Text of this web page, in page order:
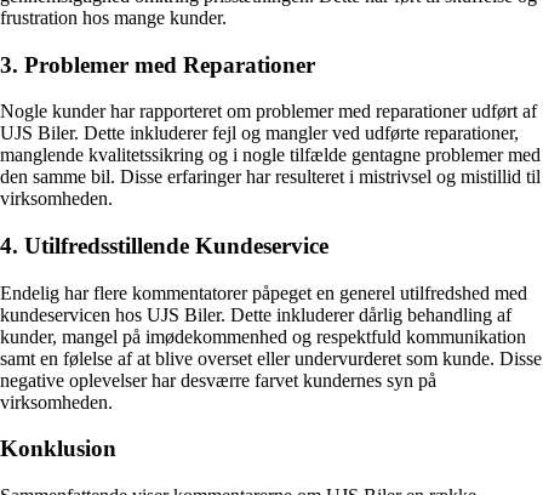
frustration hos mange kunder.
3. Problemer med Reparationer
Nogle kunder har rapporteret om problemer med reparationer udført af
UJS Biler. Dette inkluderer fejl og mangler ved udførte reparationer,
manglende kvalitetssikring og i nogle tilfælde gentagne problemer med
den samme bil. Disse erfaringer har resulteret i mistrivsel og mistillid til
virksomheden.
4. Utilfredsstillende Kundeservice
Endelig har flere kommentatorer påpeget en generel utilfredshed med
kundeservicen hos UJS Biler. Dette inkluderer dårlig behandling af
kunder, mangel på imødekommenhed og respektfuld kommunikation
samt en følelse af at blive overset eller undervurderet som kunde. Disse
negative oplevelser har desværre farvet kundernes syn på
virksomheden.
Konklusion